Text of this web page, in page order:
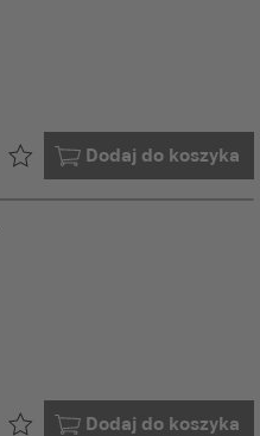
Dodaj do koszyka
Już w Twoim
Dodaj do koszyka
Już w Twoim